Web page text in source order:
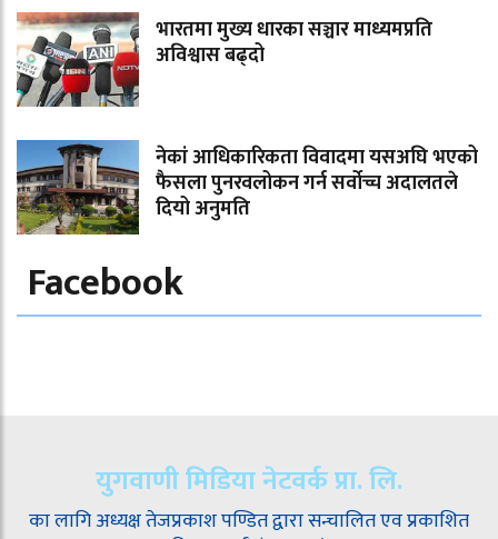
भारतमा मुख्य धारका सञ्चार माध्यमप्रति
अविश्वास बढ्दो
नेकां आधिकारिकता विवादमा यसअघि भएको
फैसला पुनरवलोकन गर्न सर्वोच्च अदालतले
दियो अनुमति
Facebook
युगवाणी मिडिया नेटवर्क प्रा. लि.
का लागि अध्यक्ष तेजप्रकाश पण्डित द्वारा सन्चालित एव प्रकाशित